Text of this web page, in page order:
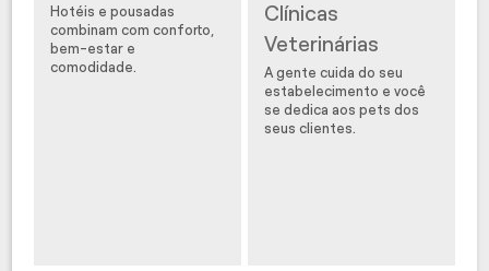
Hotéis e pousadas
combinam com conforto,
bem-estar e
comodidade.
Clínicas
Veterinárias
A gente cuida do seu
estabelecimento e você
se dedica aos pets dos
seus clientes.